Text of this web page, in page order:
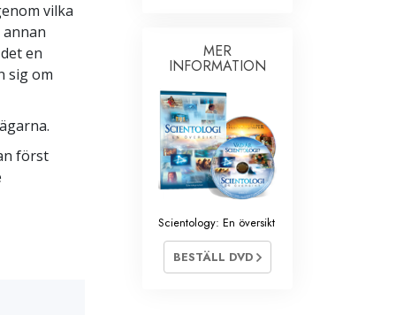
vilka
en
sig om
först
MER
INFORMATION
Scientology: En översikt
BESTÄLL DVD